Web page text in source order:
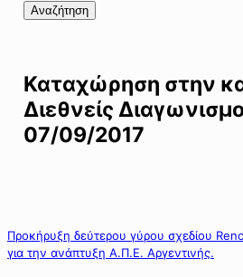
Αναζήτηση
Καταχώρηση στην
Διεθνείς
07/09/2017
Προκήρυξη δεύτερου γύρου σχεδίου
για την ανάπτυξη Α.Π.Ε. Αργεντινής.